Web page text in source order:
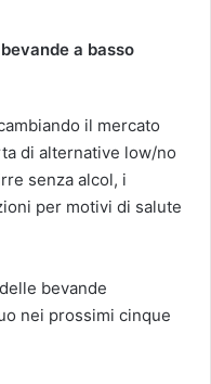
a basso
il mercato
di alternative low/no
senza alcol, i
per motivi di salute
bevande
nei prossimi cinque